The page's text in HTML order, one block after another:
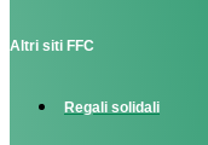
Altri siti FFC
Regali solidali